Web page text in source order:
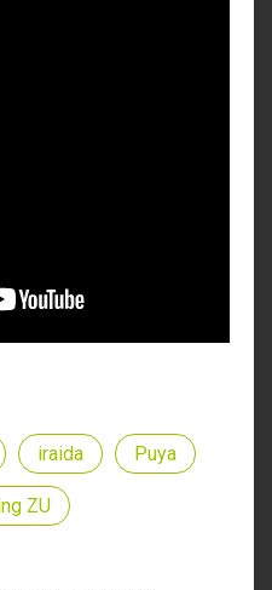
iraida Puya
ZU